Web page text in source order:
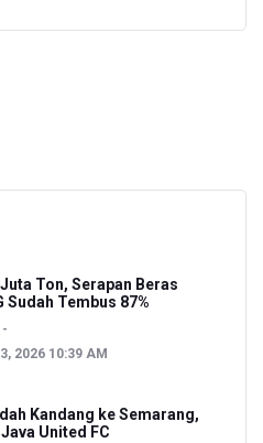
Ton, Serapan Beras
Sudah Tembus 87%
2026 10:39 AM
Kandang ke Semarang,
United FC